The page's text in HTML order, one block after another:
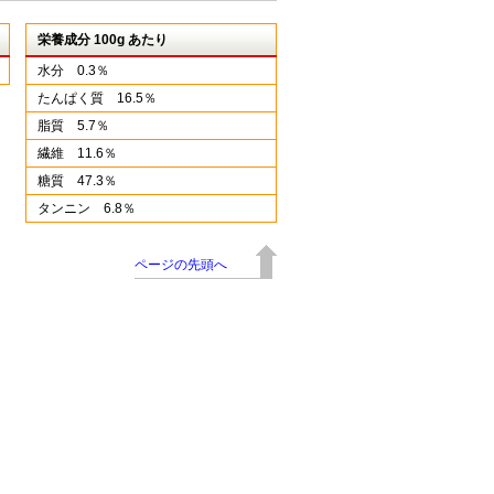
栄養成分 100g あたり
水分 0.3％
たんぱく質 16.5％
脂質 5.7％
繊維 11.6％
糖質 47.3％
タンニン 6.8％
ページの先頭へ